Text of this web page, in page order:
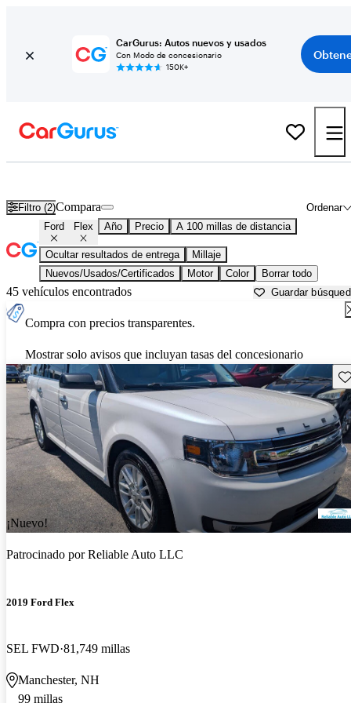
CarGurus: Autos nuevos y usados
Con Modo de concesionario
150K+
Filtro (2) Ordenar
Compara
Ford Flex Año Precio A 100 millas de distancia
Ocultar resultados de entrega
Millaje
Nuevos/Usados/Certificados
Motor Color Borrar todo
45 vehículos encontrados Guardar
Compra con precios transparentes.
Mostrar solo avisos que incluyan tasas del concesionario
¡Nuevo!
Patrocinado porReliable Auto LLC
2019 Ford Flex
SEL FWD 81,749 millas
Manchester, NH
99 millas